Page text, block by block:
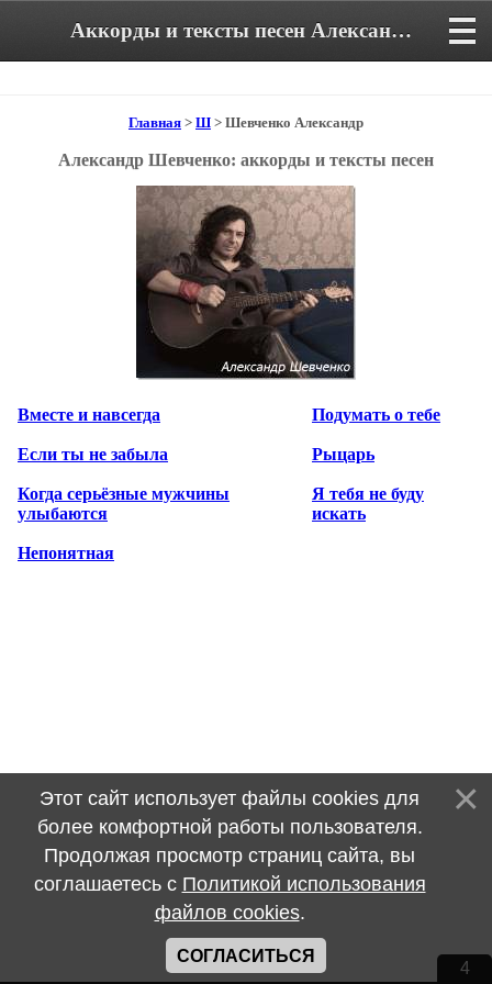
Аккорды и тексты песен Александра Шевченко
Главная > Ш > Шевченко Александр
Александр Шевченко: аккорды и тексты песен
Вместе и навсегда
Если ты не забыла
Когда серьёзные мужчины
улыбаются
Непонятная
Подумать о тебе
Рыцарь
Я тебя не буду
искать
Этот сайт использует файлы cookies для
более комфортной работы пользователя.
Продолжая просмотр страниц сайта, вы
соглашаетесь с Политикой использования
файлов cookies.
СОГЛАСИТЬСЯ
4